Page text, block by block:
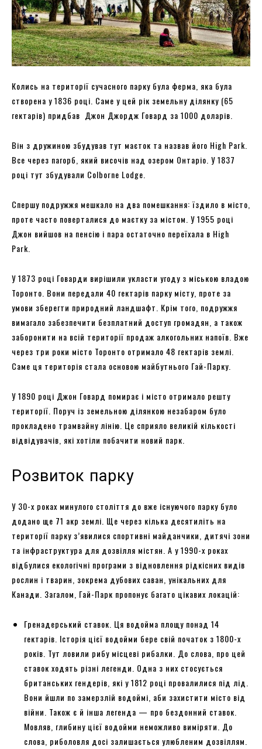
Колись на території сучасного парку була ферма, яка була
створена у 1836 році. Саме у цей рік земельну ділянку (65
гектарів) придбав Джон Джордж Говард за 1000 доларів.
Він з дружиною збудував тут маєток та назвав його High Park.
Все через пагорб, який височів над озером Онтаріо. У 1837
році тут збудували Colborne Lodge.
Спершу подружжя мешкало на два помешкання: їздило в місто,
проте часто поверталися до маєтку за містом. У 1955 році
Джон вийшов на пенсію і пара остаточно переїхала в High
Park.
У 1873 році Говарди вирішили укласти угоду з міською владою
Торонто. Вони передали 40 гектарів парку місту, проте за
умови зберегти природний ландшафт. Крім того, подружжя
вимагало забезпечити безплатний доступ громадян, а також
заборонити на всій території продаж алкогольних напоїв. Вже
через три роки місто Торонто отримало 48 гектарів землі.
Саме ця територія стала основою майбутнього Гай-Парку.
У 1890 році Джон Говард помирає і місто отримало решту
території. Поруч із земельною ділянкою незабаром було
прокладено трамвайну лінію. Це сприяло великій кількості
відвідувачів, які хотіли побачити новий парк.
Розвиток парку
У 30-х роках минулого століття до вже існуючого парку було
додано ще 71 акр землі. Ще через кілька десятиліть на
території парку з’явилися спортивні майданчики, дитячі зони
та інфраструктура для дозвілля містян. А у 1990-х роках
відбулися екологічні програми з відновлення рідкісних видів
рослин і тварин, зокрема дубових саван, унікальних для
Канади. Загалом, Гай-Парк пропонує багато цікавих локацій:
Гренадерський ставок. Ця водойма площу понад 14
гектарів. Історія цієї водойми бере свій початок з 1800-х
років. Тут ловили рибу місцеві рибалки. До слова, про цей
ставок ходять різні легенди. Одна з них стосується
британських гендерів, які у 1812 році провалилися під лід.
Вони йшли по замерзлій водоймі, аби захистити місто від
війни. Також є й інша легенда — про бездонний ставок.
Мовляв, глибину цієї водойми неможливо виміряти. До
слова, риболовля досі залишається улюбленим дозвіллям.